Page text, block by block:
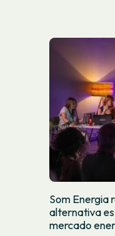
Som Energia
alternativa
mercado